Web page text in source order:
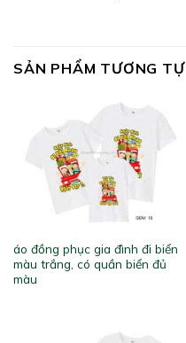
SẢN PHẨM TƯƠNG TỰ
áo đồng phục gia đình đi biển
màu trắng, có quần biển đủ
màu